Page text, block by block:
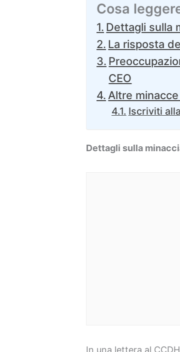
Cosa
Dettagli sulla
La risposta
CEO
Altre
Iscriviti
Dettagli sulla